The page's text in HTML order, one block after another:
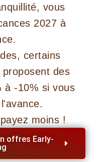
vous
2027 à
certains
proposent des
à -10% si vous
moins !
offres Early-